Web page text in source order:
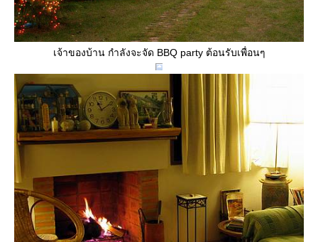
เจ้าของบ้าน กำลังจะจัด BBQ party ต้อนรับเพื่อนๆ